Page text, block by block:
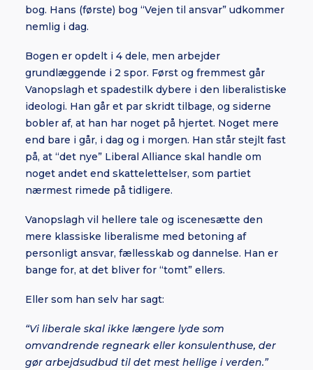
bog. Hans (første) bog “Vejen til ansvar” udkommer
nemlig i dag.
Bogen er opdelt i 4 dele, men arbejder
grundlæggende i 2 spor. Først og fremmest går
Vanopslagh et spadestilk dybere i den liberalistiske
ideologi. Han går et par skridt tilbage, og siderne
bobler af, at han har noget på hjertet. Noget mere
end bare i går, i dag og i morgen. Han står stejlt fast
på, at “det nye” Liberal Alliance skal handle om
noget andet end skattelettelser, som partiet
nærmest rimede på tidligere.
Vanopslagh vil hellere tale og iscenesætte den
mere klassiske liberalisme med betoning af
personligt ansvar, fællesskab og dannelse. Han er
bange for, at det bliver for “tomt” ellers.
Eller som han selv har sagt:
“Vi liberale skal ikke længere lyde som
omvandrende regneark eller konsulenthuse, der
gør arbejdsudbud til det mest hellige i verden.”